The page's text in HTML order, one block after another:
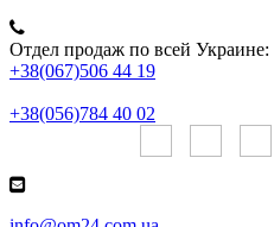
Отдел продаж по всей Украине:
+38(067)506 44 19
+38(056)784 40 02